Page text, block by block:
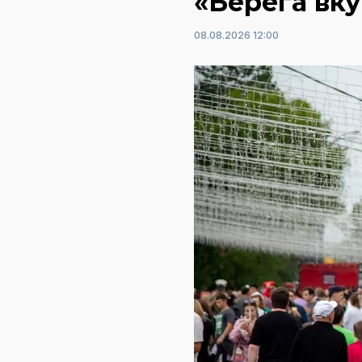
08.08.2026 12:00